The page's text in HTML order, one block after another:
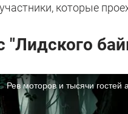
участники, которые
"Лидского